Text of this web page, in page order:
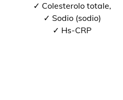
✓ Colesterolo totale,
✓ Sodio (sodio)
✓ Hs-CRP